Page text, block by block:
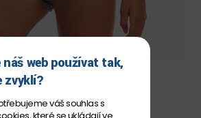
BACK ONE
náš web používat tak,
zvyklí?
váš souhlas s
, které se ukládají ve